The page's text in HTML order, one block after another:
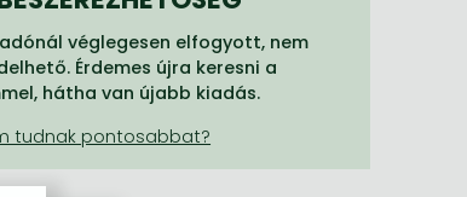
véglegesen elfogyott, nem
Érdemes újra keresni a
hátha van újabb kiadás.